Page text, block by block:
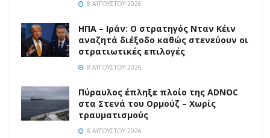
8 ΑΥΓΟΎΣΤΟΥ 2026
ΗΠΑ – Ιράν: Ο στρατηγός Νταν Κέιν
αναζητά διέξοδο καθώς στενεύουν οι
στρατιωτικές επιλογές
8 ΑΥΓΟΎΣΤΟΥ 2026
Πύραυλος έπληξε πλοίο της ADNOC
στα Στενά του Ορμούζ – Χωρίς
τραυματισμούς
8 ΑΥΓΟΎΣΤΟΥ 2026